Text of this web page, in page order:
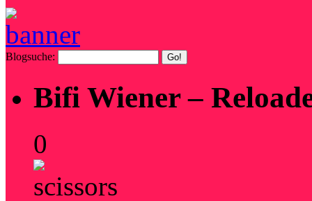
Blogsuche:
Bifi Wiener –
0